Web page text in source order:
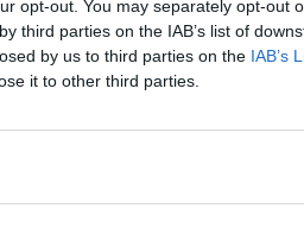
opt-out. You may separately opt-out
third parties on the IAB’s list of
by us to third parties on the IAB’s
it to other third parties.